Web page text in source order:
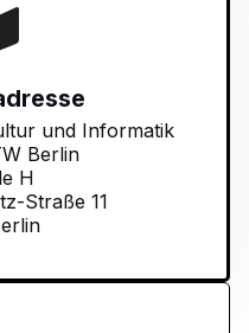
und Informatik
Berlin
H
Straße 11